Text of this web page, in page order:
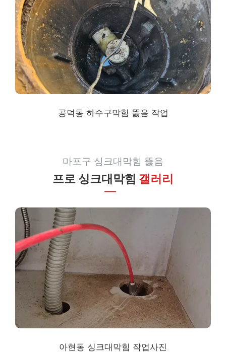
공덕동 하수구막힘 뚫음 작업
마포구 싱크대막힘 뚫음
프로 싱크대막힘 갤러리
아현동 싱크대막힘 작업사진